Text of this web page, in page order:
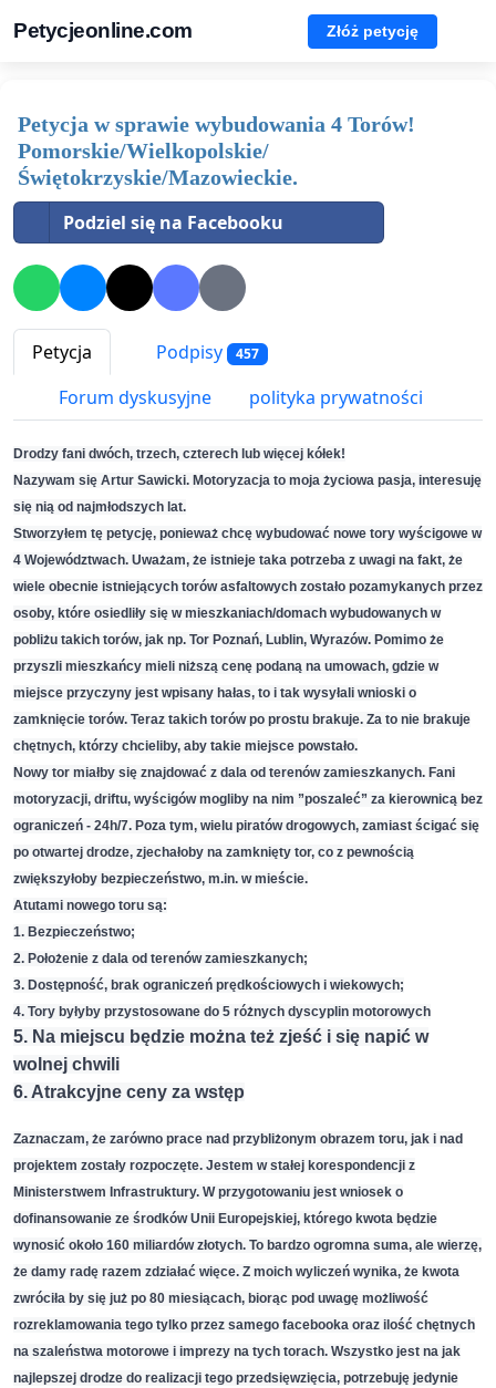
Petycjeonline.com Złóż petycję
Petycja w sprawie wybudowania 4 Torów!
Pomorskie/Wielkopolskie/
Świętokrzyskie/Mazowieckie.
Podziel się na Facebooku
Petycja Podpisy 457
Forum dyskusyjne polityka prywatności
Drodzy fani dwóch, trzech, czterech lub więcej kółek!
Nazywam się Artur Sawicki. Motoryzacja to moja życiowa pasja, interesuję
się nią od najmłodszych lat.
Stworzyłem tę petycję, ponieważ chcę wybudować nowe tory wyścigowe w
4 Województwach. Uważam, że istnieje taka potrzeba z uwagi na fakt, że
wiele obecnie istniejących torów asfaltowych zostało pozamykanych przez
osoby, które osiedliły się w mieszkaniach/domach wybudowanych w
pobliżu takich torów, jak np. Tor Poznań, Lublin, Wyrazów. Pomimo że
przyszli mieszkańcy mieli niższą cenę podaną na umowach, gdzie w
miejsce przyczyny jest wpisany hałas, to i tak wysyłali wnioski o
zamknięcie torów. Teraz takich torów po prostu brakuje. Za to nie brakuje
chętnych, którzy chcieliby, aby takie miejsce powstało.
Nowy tor miałby się znajdować z dala od terenów zamieszkanych. Fani
motoryzacji, driftu, wyścigów mogliby na nim ”poszaleć” za kierownicą bez
ograniczeń - 24h/7. Poza tym, wielu piratów drogowych, zamiast ścigać się
po otwartej drodze, zjechałoby na zamknięty tor, co z pewnością
zwiększyłoby bezpieczeństwo, m.in. w mieście.
Atutami nowego toru są:
1. Bezpieczeństwo;
2. Położenie z dala od terenów zamieszkanych;
3. Dostępność, brak ograniczeń prędkościowych i wiekowych;
4. Tory byłyby przystosowane do 5 różnych dyscyplin motorowych
5. Na miejscu będzie można też zjeść i się napić w
wolnej chwili
6. Atrakcyjne ceny za wstęp
Zaznaczam, że zarówno prace nad przybliżonym obrazem toru, jak i nad
projektem zostały rozpoczęte. Jestem w stałej korespondencji z
Ministerstwem Infrastruktury. W przygotowaniu jest wniosek o
dofinansowanie ze środków Unii Europejskiej, którego kwota będzie
wynosić około 160 miliardów złotych. To bardzo ogromna suma, ale wierzę,
że damy radę razem zdziałać więce. Z moich wyliczeń wynika, że kwota
zwróciła by się już po 80 miesiącach, biorąc pod uwagę możliwość
rozreklamowania tego tylko przez samego facebooka oraz ilość chętnych
na szaleństwa motorowe i imprezy na tych torach. Wszystko jest na jak
najlepszej drodze do realizacji tego przedsięwzięcia, potrzebuję jedynie